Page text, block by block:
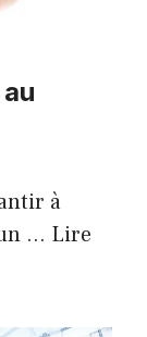
à
… Lire